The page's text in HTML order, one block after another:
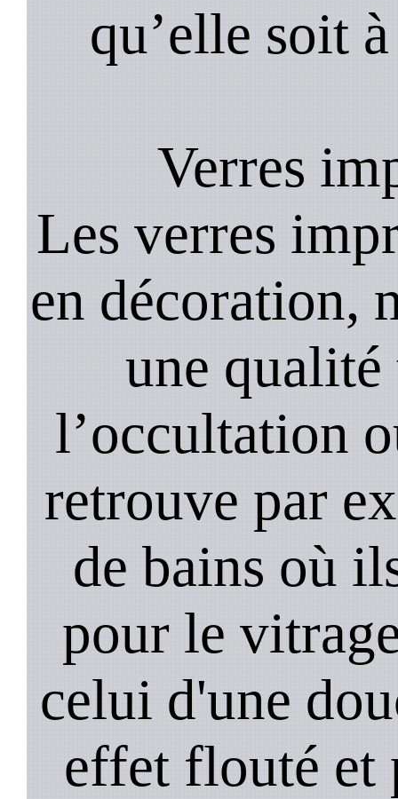
qu’elle soit
Verres
Les verres
en décoration,
une
l’occultation
retrouve par
de bains où
pour le
celui d'une
effet flouté et